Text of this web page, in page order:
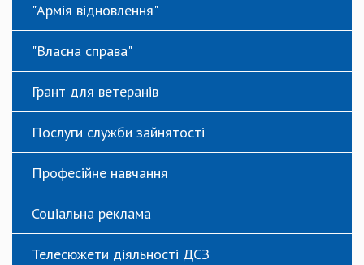
"Армія відновлення"
"Власна справа"
Грант для ветеранів
Послуги служби зайнятості
Професійне навчання
Соціальна реклама
Телесюжети діяльності ДСЗ